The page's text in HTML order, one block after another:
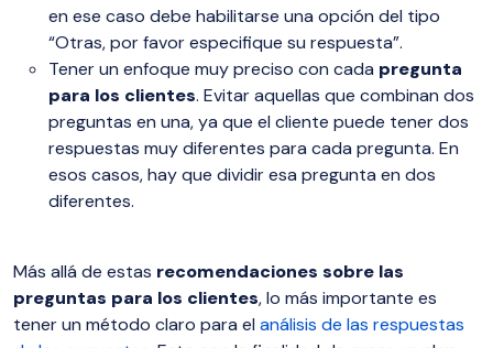
en ese caso debe habilitarse una opción del tipo
“Otras, por favor especifique su respuesta”.
Tener un enfoque muy preciso con cada pregunta
para los clientes. Evitar aquellas que combinan dos
preguntas en una, ya que el cliente puede tener dos
respuestas muy diferentes para cada pregunta. En
esos casos, hay que dividir esa pregunta en dos
diferentes.
Más allá de estas recomendaciones sobre las
preguntas para los clientes, lo más importante es
tener un método claro para el análisis de las respuestas